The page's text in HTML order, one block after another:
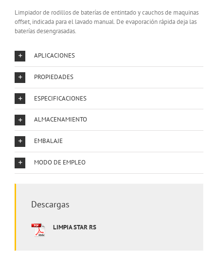
Limpiador de rodillos de baterías de entintado y cauchos de maquinas
offset, indicada para el lavado manual. De evaporación rápida deja las
baterías desengrasadas.
APLICACIONES
PROPIEDADES
ESPECIFICACIONES
ALMACENAMIENTO
EMBALAJE
MODO DE EMPLEO
Descargas
LIMPIA STAR RS